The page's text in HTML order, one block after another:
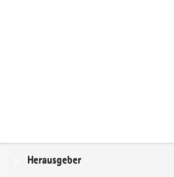
Service
Herausgeber